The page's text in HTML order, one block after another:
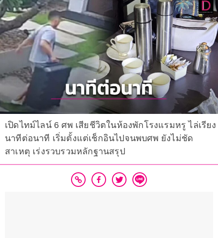
เปิดไทม์ไลน์ 6 ศพ เสียชีวิตในห้องพักโรงแรมหรู ไล่เรียง
นาทีต่อนาที เริ่มตั้งแต่เช็กอินไปจนพบศพ ยังไม่ชัด
สาเหตุ เร่งรวบรวมหลักฐานสรุป